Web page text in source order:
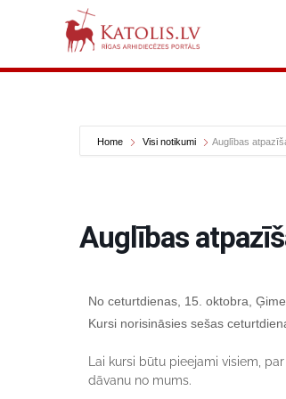
Home Visi notikumi Auglības
Auglības
No ceturtdienas, 15. oktobra,
Kursi norisināsies sešas
Lai kursi būtu pieejami visiem,
dāvanu no mums.